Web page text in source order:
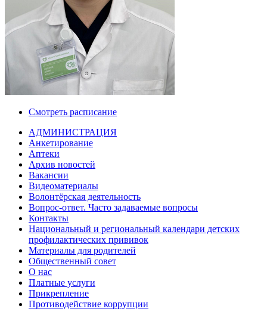
Смотреть расписание
АДМИНИСТРАЦИЯ
Анкетирование
Аптеки
Архив новостей
Вакансии
Видеоматериалы
Волонтёрская деятельность
Вопрос-ответ. Часто задаваемые вопросы
Контакты
Национальный и региональный календари детских
профилактических прививок
Материалы для родителей
Общественный совет
О нас
Платные услуги
Прикрепление
Противодействие коррупции